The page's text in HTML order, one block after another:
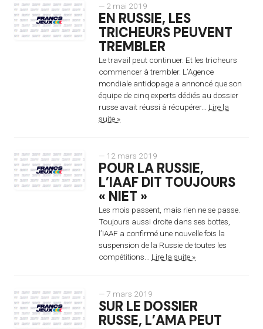
— 2 mai 2019
EN RUSSIE, LES
TRICHEURS PEUVENT
TREMBLER
Le travail peut continuer. Et les tricheurs
commencer à trembler. L’Agence
mondiale antidopage a annoncé que son
équipe de cinq experts dédiés au dossier
russe avait réussi à récupérer... Lire la
suite »
— 12 mars 2019
POUR LA RUSSIE,
L’IAAF DIT TOUJOURS
« NIET »
Les mois passent, mais rien ne se passe.
Toujours aussi droite dans ses bottes,
l’IAAF a confirmé une nouvelle fois la
suspension de la Russie de toutes les
compétitions... Lire la suite »
— 7 mars 2019
SUR LE DOSSIER
RUSSE, L’AMA PEUT